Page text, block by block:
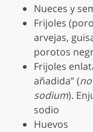
Nueces y
Frijoles
arvejas,
porotos
Frijoles
añadida” (
sodium).
sodio
Huevos